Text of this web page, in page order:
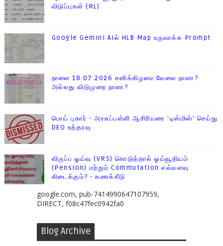
விடுப்புகள் (RL)
Google Gemini AIல் HLB Map உருவாக்க Prompt
நாளை 18.07.2026 சனிக்கிழமை வேலை நாளா?
அல்லது விடுமுறை நாளா?
பொய் புகார் - அரசுப்பள்ளி ஆசிரியரை 'டிஸ்மிஸ்' செய்து
DEO உத்தரவு
விருப்ப ஓய்வு (VRS) கொடுத்தால் ஓய்வூதியம்
(Pension) மற்றும் Commutation எவ்வளவு
கிடைக்கும்? - கணக்கீடு
google.com, pub-7414990647107959,
DIRECT, f08c47fec0942fa0
Blog Archive